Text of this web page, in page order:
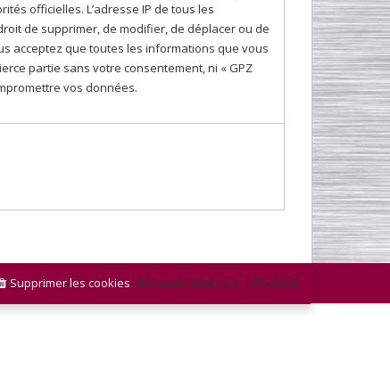
officielles. L’adresse IP de tous les
de supprimer, de modifier, de déplacer ou de
acceptez que toutes les informations que vous
partie sans votre consentement, ni « GPZ
vos données.
Fuseau horaire sur UTC+02:00
Supprimer les cookies